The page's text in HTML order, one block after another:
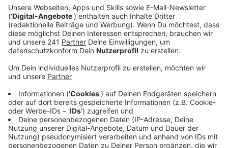
bewegt sich irgendwo dazwischen.
Veröffentlicht:Donnerstag, 15.02.2024 16:45